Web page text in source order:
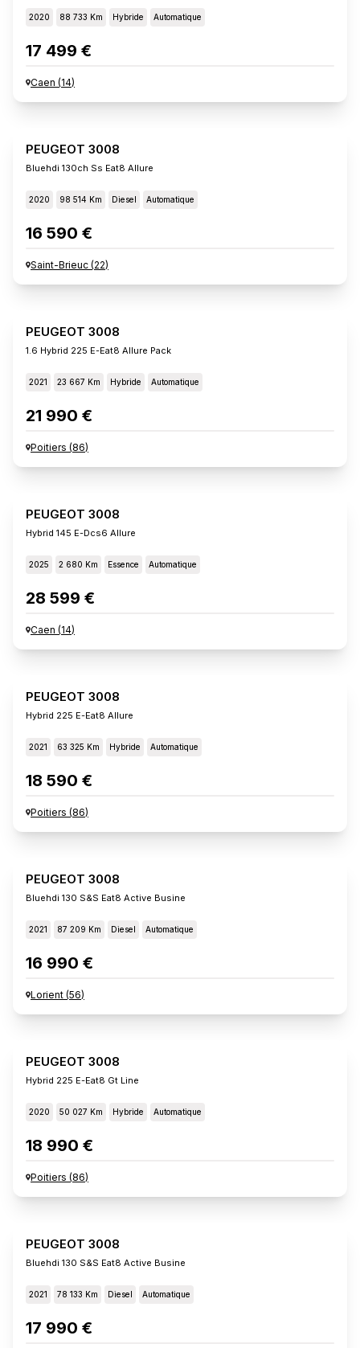
2020 88 733 Km Hybride Automatique
17 499 €
Caen (14)
PEUGEOT 3008
Bluehdi 130ch Ss Eat8 Allure
2020 98 514 Km Diesel Automatique
16 590 €
Saint-Brieuc (22)
PEUGEOT 3008
1.6 Hybrid 225 E-Eat8 Allure Pack
2021 23 667 Km Hybride Automatique
21 990 €
Poitiers (86)
PEUGEOT 3008
Hybrid 145 E-Dcs6 Allure
2025 2 680 Km Essence Automatique
28 599 €
Caen (14)
PEUGEOT 3008
Hybrid 225 E-Eat8 Allure
2021 63 325 Km Hybride Automatique
18 590 €
Poitiers (86)
PEUGEOT 3008
Bluehdi 130 S&s Eat8 Active Busine
2021 87 209 Km Diesel Automatique
16 990 €
Lorient (56)
PEUGEOT 3008
Hybrid 225 E-Eat8 Gt Line
2020 50 027 Km Hybride Automatique
18 990 €
Poitiers (86)
PEUGEOT 3008
Bluehdi 130 S&s Eat8 Active Busine
2021 78 133 Km Diesel Automatique
17 990 €